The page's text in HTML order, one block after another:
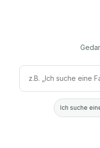
Ich suche